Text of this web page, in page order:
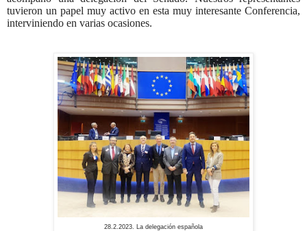
tuvieron un papel muy activo en esta muy interesante Conferencia,
interviniendo en varias ocasiones.
28.2.2023. La delegación española